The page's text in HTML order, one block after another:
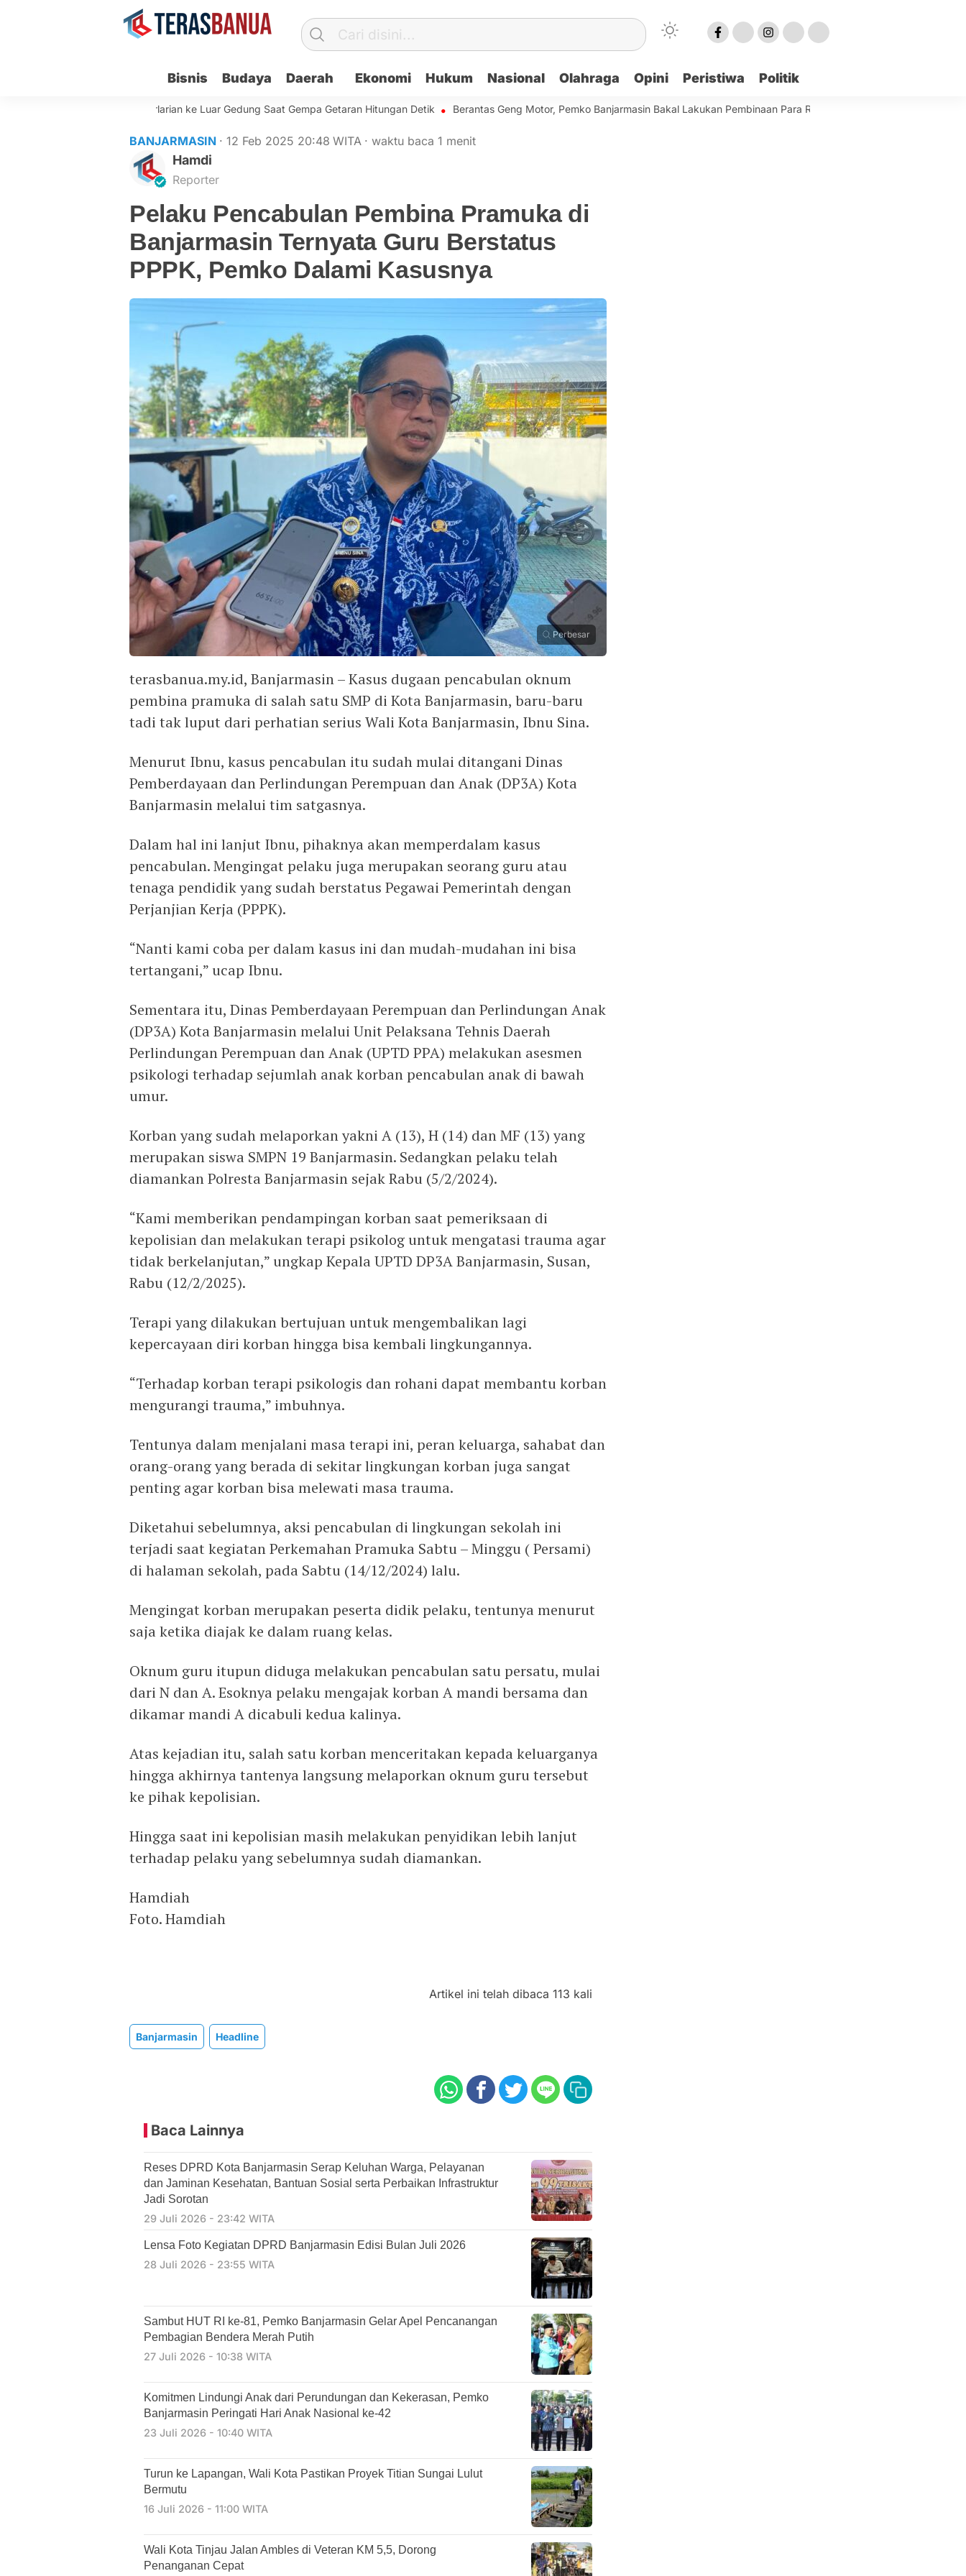
Bisnis Budaya Daerah Ekonomi Hukum Nasional Olahraga Opini Peristiwa Politik
Pemko Banjarmasin Berlarian ke Luar Gedung Saat Gempa Getaran Hitungan Detik Berantas Geng Motor, Pemko Banjarmasin Bakal Lakukan Pembinaan Para Remaja Terjaring
BANJARMASIN · 12 Feb 2025 20:48 WITA · waktu baca 1 menit
Hamdi
Reporter
Pelaku Pencabulan Pembina Pramuka di
Banjarmasin Ternyata Guru Berstatus
PPPK, Pemko Dalami Kasusnya
Perbesar
terasbanua.my.id, Banjarmasin – Kasus dugaan pencabulan oknum
pembina pramuka di salah satu SMP di Kota Banjarmasin, baru-baru
tadi tak luput dari perhatian serius Wali Kota Banjarmasin, Ibnu Sina.
Menurut Ibnu, kasus pencabulan itu sudah mulai ditangani Dinas
Pemberdayaan dan Perlindungan Perempuan dan Anak (DP3A) Kota
Banjarmasin melalui tim satgasnya.
Dalam hal ini lanjut Ibnu, pihaknya akan memperdalam kasus
pencabulan. Mengingat pelaku juga merupakan seorang guru atau
tenaga pendidik yang sudah berstatus Pegawai Pemerintah dengan
Perjanjian Kerja (PPPK).
“Nanti kami coba per dalam kasus ini dan mudah-mudahan ini bisa
tertangani,” ucap Ibnu.
Sementara itu, Dinas Pemberdayaan Perempuan dan Perlindungan Anak
(DP3A) Kota Banjarmasin melalui Unit Pelaksana Tehnis Daerah
Perlindungan Perempuan dan Anak (UPTD PPA) melakukan asesmen
psikologi terhadap sejumlah anak korban pencabulan anak di bawah
umur.
Korban yang sudah melaporkan yakni A (13), H (14) dan MF (13) yang
merupakan siswa SMPN 19 Banjarmasin. Sedangkan pelaku telah
diamankan Polresta Banjarmasin sejak Rabu (5/2/2024).
“Kami memberikan pendampingan korban saat pemeriksaan di
kepolisian dan melakukan terapi psikolog untuk mengatasi trauma agar
tidak berkelanjutan,” ungkap Kepala UPTD DP3A Banjarmasin, Susan,
Rabu (12/2/2025).
Terapi yang dilakukan bertujuan untuk mengembalikan lagi
kepercayaan diri korban hingga bisa kembali lingkungannya.
“Terhadap korban terapi psikologis dan rohani dapat membantu korban
mengurangi trauma,” imbuhnya.
Tentunya dalam menjalani masa terapi ini, peran keluarga, sahabat dan
orang-orang yang berada di sekitar lingkungan korban juga sangat
penting agar korban bisa melewati masa trauma.
Diketahui sebelumnya, aksi pencabulan di lingkungan sekolah ini
terjadi saat kegiatan Perkemahan Pramuka Sabtu – Minggu ( Persami)
di halaman sekolah, pada Sabtu (14/12/2024) lalu.
Mengingat korban merupakan peserta didik pelaku, tentunya menurut
saja ketika diajak ke dalam ruang kelas.
Oknum guru itupun diduga melakukan pencabulan satu persatu, mulai
dari N dan A. Esoknya pelaku mengajak korban A mandi bersama dan
dikamar mandi A dicabuli kedua kalinya.
Atas kejadian itu, salah satu korban menceritakan kepada keluarganya
hingga akhirnya tantenya langsung melaporkan oknum guru tersebut
ke pihak kepolisian.
Hingga saat ini kepolisian masih melakukan penyidikan lebih lanjut
terhadap pelaku yang sebelumnya sudah diamankan.
Hamdiah
Foto. Hamdiah
Artikel ini telah dibaca 113 kali
Banjarmasin Headline
Baca Lainnya
Reses DPRD Kota Banjarmasin Serap Keluhan Warga, Pelayanan
dan Jaminan Kesehatan, Bantuan Sosial serta Perbaikan Infrastruktur
Jadi Sorotan
29 Juli 2026 - 23:42 WITA
Lensa Foto Kegiatan DPRD Banjarmasin Edisi Bulan Juli 2026
28 Juli 2026 - 23:55 WITA
Sambut HUT RI ke-81, Pemko Banjarmasin Gelar Apel Pencanangan
Pembagian Bendera Merah Putih
27 Juli 2026 - 10:38 WITA
Komitmen Lindungi Anak dari Perundungan dan Kekerasan, Pemko
Banjarmasin Peringati Hari Anak Nasional ke-42
23 Juli 2026 - 10:40 WITA
Turun ke Lapangan, Wali Kota Pastikan Proyek Titian Sungai Lulut
Bermutu
16 Juli 2026 - 11:00 WITA
​Wali Kota Tinjau Jalan Ambles di Veteran KM 5,5, Dorong
Penanganan Cepat